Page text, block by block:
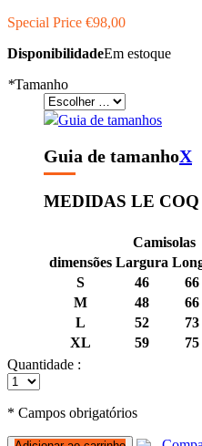
Special Price €98,00
DisponibilidadeEm estoque
*Tamanho
Guia de tamanhos
Guia de tamanhoX
MEDIDAS LE COQ
Camisolas
dimensões Largura
S
46 66
M
48 66
L
52 73
XL
59 75
Quantidade :
* Campos obrigatórios